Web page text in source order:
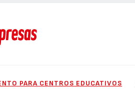
PARA CENTROS EDUCATIVOS